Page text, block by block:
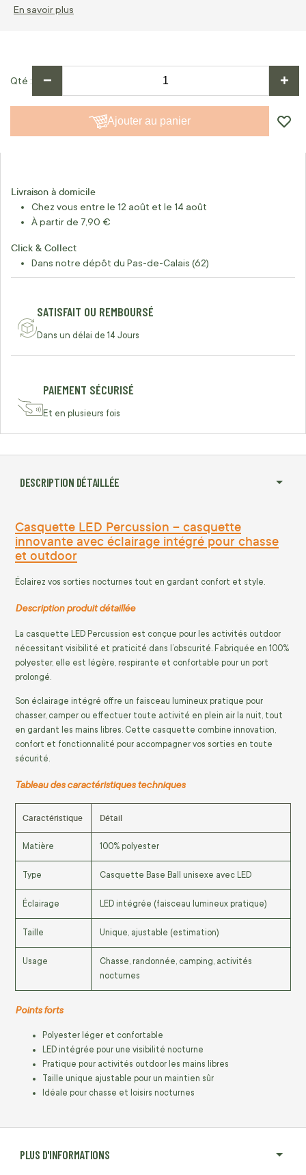
En savoir plus
Qté − +
Ajouter au panier
Livraison à domicile
Chez vous entre le 12 août et le 14 août
À partir de 7,90 €
Click & Collect
Dans notre dépôt du Pas-de-Calais (62)
SATISFAIT OU REMBOURSÉ
Dans un délai de 14 Jours
PAIEMENT SÉCURISÉ
Et en plusieurs fois
DESCRIPTION DÉTAILLÉE
PLUS D'INFORMATIONS
Casquette LED Percussion – casquette
innovante avec éclairage intégré pour chasse
et outdoor
Éclairez vos sorties nocturnes tout en gardant confort et style.
Description produit détaillée
La casquette LED Percussion est conçue pour les activités outdoor
nécessitant visibilité et praticité dans l’obscurité. Fabriquée en 100%
polyester, elle est légère, respirante et confortable pour un port
prolongé.
Son éclairage intégré offre un faisceau lumineux pratique pour
chasser, camper ou effectuer toute activité en plein air la nuit, tout
en gardant les mains libres. Cette casquette combine innovation,
confort et fonctionnalité pour accompagner vos sorties en toute
sécurité.
Tableau des caractéristiques techniques
Caractéristique Détail
Matière 100% polyester
Type Casquette Base Ball unisexe avec LED
Éclairage LED intégrée (faisceau lumineux pratique)
Taille Unique, ajustable (estimation)
Usage
Chasse, randonnée, camping, activités
nocturnes
Points forts
Polyester léger et confortable
LED intégrée pour une visibilité nocturne
Pratique pour activités outdoor les mains libres
Taille unique ajustable pour un maintien sûr
Idéale pour chasse et loisirs nocturnes